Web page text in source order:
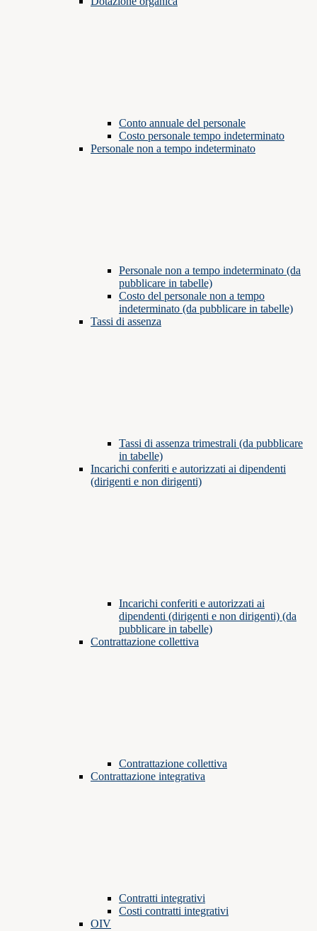
Conto annuale del personale
Costo personale tempo indeterminato
Personale non a tempo indeterminato
Personale non a tempo indeterminato (da
pubblicare in tabelle)
Costo del personale non a tempo
indeterminato (da pubblicare in tabelle)
Tassi di assenza
Tassi di assenza trimestrali (da pubblicare
in tabelle)
Incarichi conferiti e autorizzati ai dipendenti
(dirigenti e non dirigenti)
Incarichi conferiti e autorizzati ai
dipendenti (dirigenti e non dirigenti) (da
pubblicare in tabelle)
Contrattazione collettiva
Contrattazione collettiva
Contrattazione integrativa
Contratti integrativi
Costi contratti integrativi
OIV